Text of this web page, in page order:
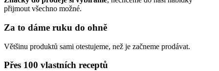
přijmout všechno možné.
Za to dáme ruku do ohně
Většinu produktů sami otestujeme, než je začneme prodávat.
Přes 100 vlastních receptů